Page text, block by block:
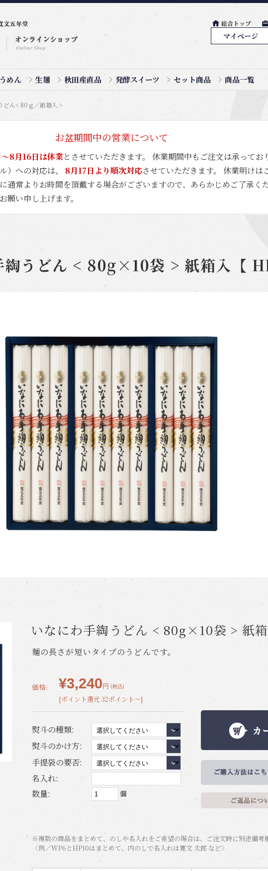
めん 生麺 秋田産直品 発酵スイーツ セット商品 商品一覧
総合トップ
マイページ
どん< 80ｇ／紙箱入 >
お盆期間中の営業について
8月16日は休業とさせていただきます。 休業期間中もご注文は承ってお
）への対応は、 8月17日より順次対応させていただきます。 休業明けは
通常よりお時間を頂戴する場合がございますので、あらかじめご了承く
願い申し上げます。
綯うどん < 80g×10袋 > 紙箱入【
いなにわ手綯うどん < 80g×10袋 > 紙箱
麺の長さが短いタイプのうどんです。
価格: ¥3,240 円 (税込)
[ポイント還元 32ポイント～]
熨斗の種類:
熨斗のかけ方:
手提袋の要否:
名入れ:
数量:
個
※複数の商品をまとめて、のしや名入れをご希望の場合は、ご注文時に別途備考
〈例／WP6とHP10はまとめて、内のしで名入れは寛文 太郎 など〉